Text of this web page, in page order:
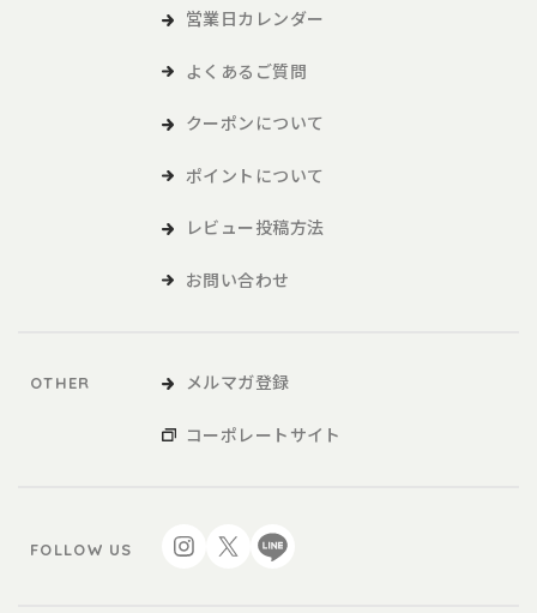
営業日カレンダー
よくあるご質問
クーポンについて
ポイントについて
レビュー投稿方法
お問い合わせ
OTHER メルマガ登録
コーポレートサイト
FOLLOW US